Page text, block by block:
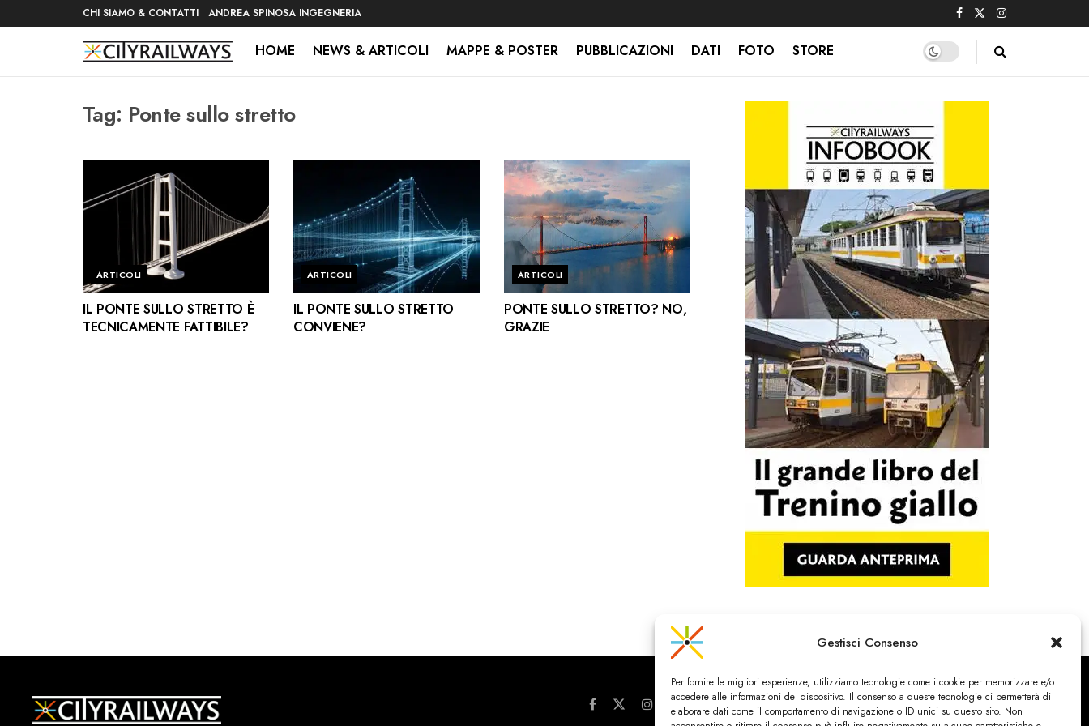
Gestisci Consenso
Per fornire le migliori esperienze, utilizziamo tecnologie come i cookie per memorizzare e/o
accedere alle informazioni del dispositivo. Il consenso a queste tecnologie ci permetterà di
elaborare dati come il comportamento di navigazione o ID unici su questo sito. Non
CHI SIAMO & CONTATTI ANDREA SPINOSA INGEGNERIA
HOME NEWS & ARTICOLI MAPPE & POSTER PUBBLICAZIONI DATI FOTO STORE
Tag: Ponte sullo stretto
ARTICOLI
IL PONTE SULLO STRETTO È
TECNICAMENTE FATTIBILE?
ARTICOLI
IL PONTE SULLO STRETTO
CONVIENE?
ARTICOLI
PONTE SULLO STRETTO? NO,
GRAZIE